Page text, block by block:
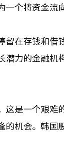
一个将资金流
留在存钱和
潜力的金融机
这是一个艰
的机会。韩